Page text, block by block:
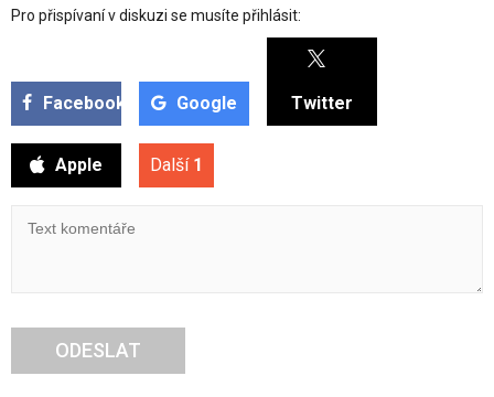
Pro přispívaní v diskuzi se musíte přihlásit:
Facebook Google Twitter
Apple Další 1
ODESLAT